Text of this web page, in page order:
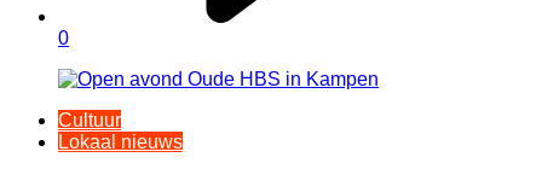
0
Cultuur
Lokaal nieuws